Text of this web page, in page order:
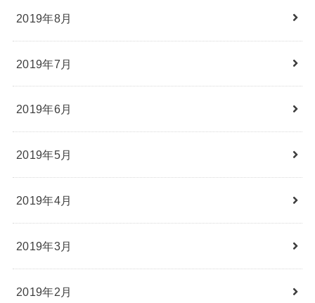
2019年8月
2019年7月
2019年6月
2019年5月
2019年4月
2019年3月
2019年2月